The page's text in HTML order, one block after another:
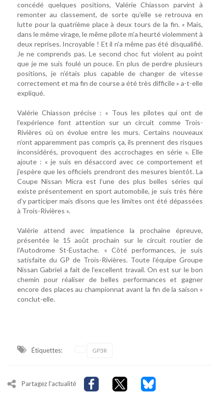
concédé quelques positions, Valérie Chiasson parvint à
remonter au classement, de sorte qu’elle se retrouva en
lutte pour la quatrième place à deux tours de la fin. « Mais,
dans le même virage, le même pilote m’a heurté violemment à
deux reprises. Incroyable ! Et il n'a même pas été disqualifié.
Je ne comprends pas. Le second choc fut violent au point
que je me suis foulé un pouce. En plus de perdre plusieurs
positions, je n’étais plus capable de changer de vitesse
correctement et ma fin de course a été très difficile » a-t-elle
expliqué.
Valérie Chiasson précise : « Tous les pilotes qui ont de
l’expérience font attention sur un circuit comme Trois-
Rivières où on évolue entre les murs. Certains nouveaux
n’ont apparemment pas compris ça, ils prennent des risques
inconsidérés, provoquent des accrochages en série ». Elle
ajoute : « je suis en désaccord avec ce comportement et
j’espère que les officiels prendront des mesures bientôt. La
Coupe Nissan Micra est l’une des plus belles séries qui
existe présentement en sport automobile, je suis très fière
d’y participer mais disons que les limites ont été dépassées
à Trois-Rivières ».
Valérie attend avec impatience la prochaine épreuve,
présentée le 15 août prochain sur le circuit routier de
l’Autodrome St-Eustache. « Côté performances, je suis
satisfaite du GP de Trois-Rivières. Toute l’équipe Groupe
Nissan Gabriel a fait de l’excellent travail. On est sur le bon
chemin pour réaliser de belles performances et gagner
encore des places au championnat avant la fin de la saison »
conclut-elle.
Étiquettes: GP3R
Partagez l'actualité